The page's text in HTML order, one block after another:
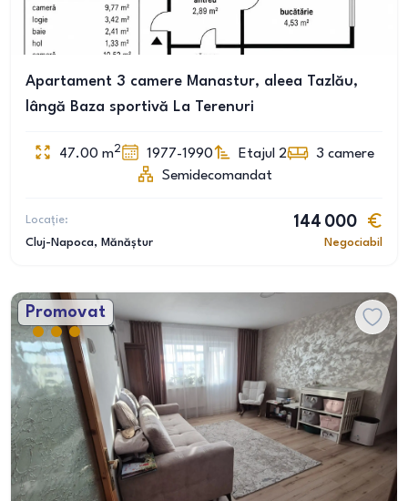
Apartament 3 camere Manastur, aleea Tazlău,
lângă Baza sportivă La Terenuri
47.00 m2 1977-1990 Etajul 2 3 camere
Semidecomandat
Locație:
Cluj-Napoca, Mănăștur
144 000
Negociabil
Promovat